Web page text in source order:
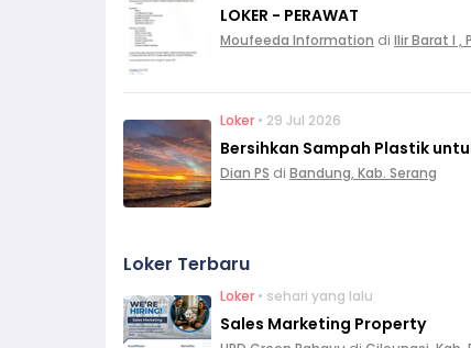
LOKER - PERAWAT
Moufeeda Information di Ilir Barat I ,
Loker • 29 Jul 2026
Bersihkan Sampah Plastik
Dian PS di Bandung, Kab. Serang
Loker Terbaru
Loker • sehari yang lalu
Sales Marketing Property